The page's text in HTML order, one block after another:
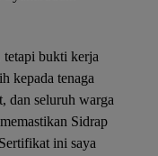
tetapi bukti kerja
kepada tenaga
dan seluruh warga
Sidrap
ini saya